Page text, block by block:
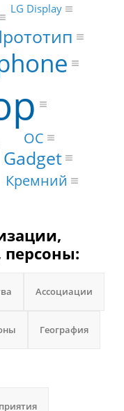
Gadget
ОС
Кремний
LG Display
персоны:
Ассоциации
География